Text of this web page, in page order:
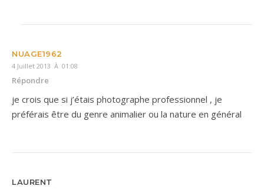
NUAGE1962
4 Juillet 2013 À 01:08
Répondre
je crois que si j’étais photographe professionnel , je
préférais être du genre animalier ou la nature en général
LAURENT